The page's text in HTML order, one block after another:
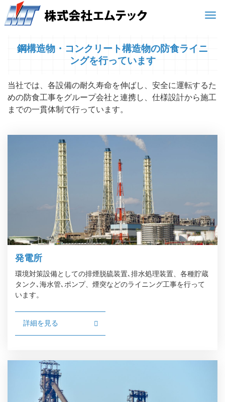
鋼構造物・コンクリート構造物の防食ライニ
ングを行っています
当社では、各設備の耐久寿命を伸ばし、安全に運転するた
めの防食工事をグループ会社と連携し、仕様設計から施工
までの一貫体制で行っています。
発電所
環境対策設備としての排煙脱硫装置､排水処理装置、各種貯蔵
タンク､海水管､ポンプ、煙突などのライニング工事を行って
います。
詳細を見る